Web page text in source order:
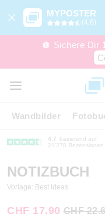
MYPOSTER
(4,6)
🪩 Sichere Dir
Wandbilder
4.7
basierend auf
21’270 Rezensionen
NOTIZBUCH
Vorlage: Best Ideas
CHF 17.90 CHF